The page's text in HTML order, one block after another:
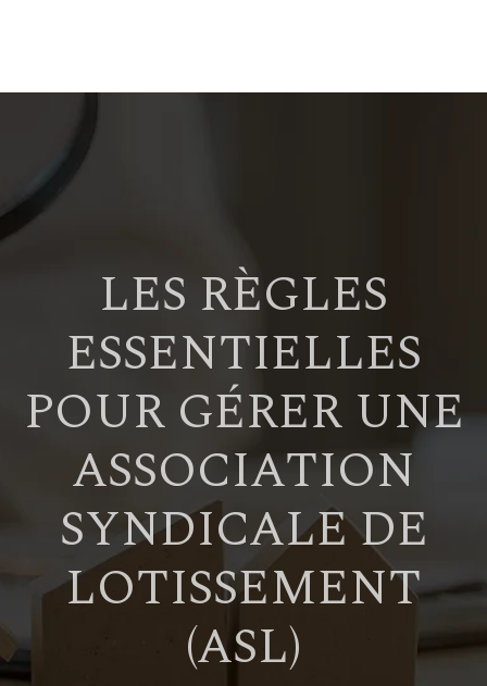
LES RÈGLES
ESSENTIELLES
POUR GÉRER UNE
ASSOCIATION
SYNDICALE DE
LOTISSEMENT
(ASL)